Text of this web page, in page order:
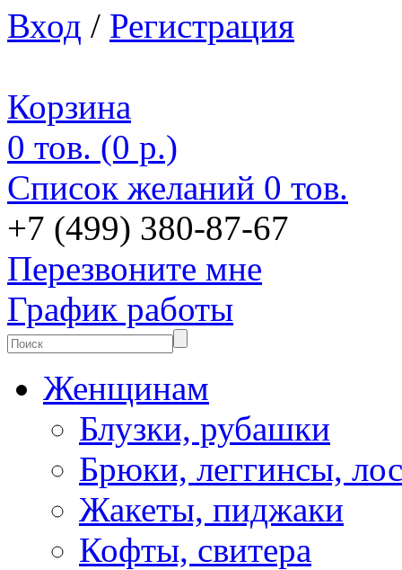
Вход / Регистрация
Корзина
0 тов. (0 р.)
Список желаний 0 тов.
+7 (499) 380-87-67
Перезвоните мне
График работы
Женщинам
Блузки, рубашки
Брюки, леггинсы,
Жакеты, пиджаки
Кофты, свитера